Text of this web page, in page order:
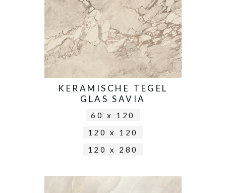
KERAMISCHE TEGEL
GLAS SAVIA
60 x 120
120 x 120
120 x 280